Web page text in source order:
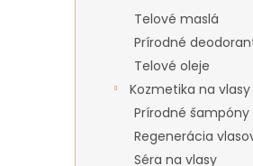
Telové maslá
Prírodné
Telové oleje
Kozmetika na vlasy
Prírodné šampóny
Regenerácia
Séra na vlasy